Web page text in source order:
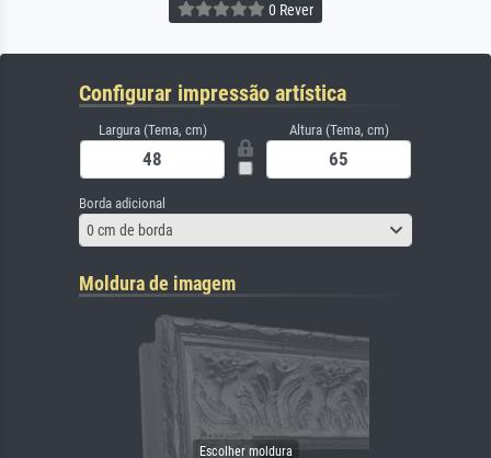
0 Rever
Configurar impressão artística
Largura (Tema, cm) Altura (Tema, cm)
Borda adicional
0 cm de borda
Moldura de imagem